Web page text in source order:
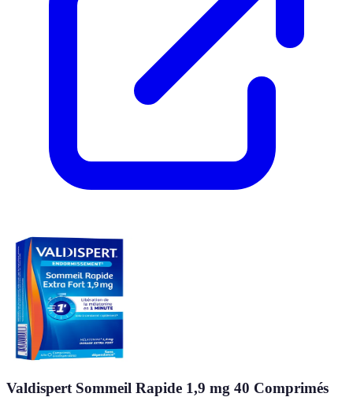
Valdispert Sommeil Rapide 1,9 mg 40 Comprimés